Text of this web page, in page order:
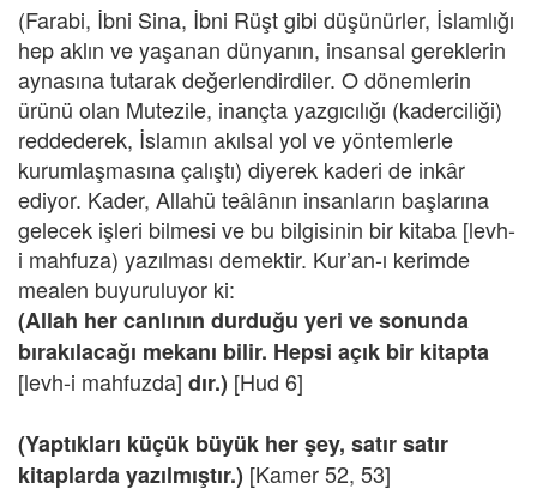
(Farabi, İbni Sina, İbni Rüşt gibi düşünürler, İslamlığı
hep aklın ve yaşanan dünyanın, insansal gereklerin
aynasına tutarak değerlendirdiler. O dönemlerin
ürünü olan Mutezile, inançta yazgıcılığı (kaderciliği)
reddederek, İslamın akılsal yol ve yöntemlerle
kurumlaşmasına çalıştı) diyerek kaderi de inkâr
ediyor. Kader, Allahü teâlânın insanların başlarına
gelecek işleri bilmesi ve bu bilgisinin bir kitaba [levh-
i mahfuza) yazılması demektir. Kur’an-ı kerimde
mealen buyuruluyor ki:
(Allah her canlının durduğu yeri ve sonunda
bırakılacağı mekanı bilir. Hepsi açık bir kitapta
[levh-i mahfuzda] dır.) [Hud 6]
(Yaptıkları küçük büyük her şey, satır satır
kitaplarda yazılmıştır.) [Kamer 52, 53]